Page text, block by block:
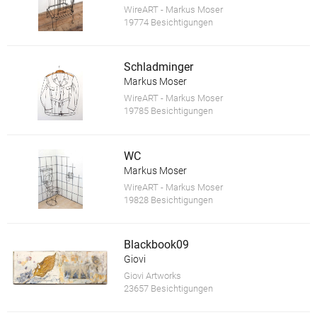
WireART - Markus Moser
19774 Besichtigungen
Schladminger
Markus Moser
WireART - Markus Moser
19785 Besichtigungen
WC
Markus Moser
WireART - Markus Moser
19828 Besichtigungen
Blackbook09
Giovi
Giovi Artworks
23657 Besichtigungen